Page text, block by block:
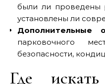
были ли проведены
установлены ли
Дополнительные
парковочного
безопасности‚
Где